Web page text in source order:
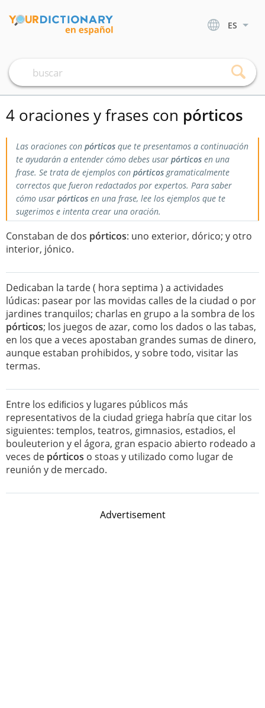
ES
4 oraciones y frases con pórticos
Las oraciones con pórticos que te presentamos a continuación
te ayudarán a entender cómo debes usar pórticos en una
frase. Se trata de ejemplos con pórticosgramaticalmente
correctos que fueron redactados por expertos. Para saber
cómo usar pórticos en una frase, lee los ejemplos que te
sugerimos e intenta crear una oración.
Constaban de dos pórticos: uno exterior, dórico; y otro
interior, jónico.
Dedicaban la tarde ( hora septima ) a actividades
lúdicas: pasear por las movidas calles de la ciudad o por
jardines tranquilos; charlas en grupo a la sombra de los
pórticos; los juegos de azar, como los dados o las tabas,
en los que a veces apostaban grandes sumas de dinero,
aunque estaban prohibidos, y sobre todo, visitar las
termas.
Entre los ediﬁcios y lugares públicos más
representativos de la ciudad griega habría que citar los
siguientes: templos, teatros, gimnasios, estadios, el
bouleuterion y el ágora, gran espacio abierto rodeado a
veces de pórticos o stoas y utilizado como lugar de
reunión y de mercado.
Advertisement